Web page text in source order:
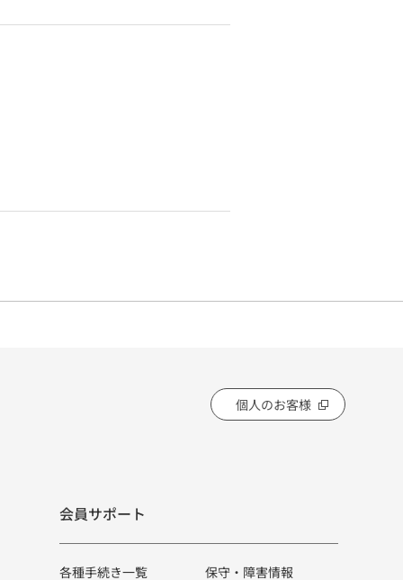
個人のお客様
会員サポート
各種手続き一覧 保守・障害情報